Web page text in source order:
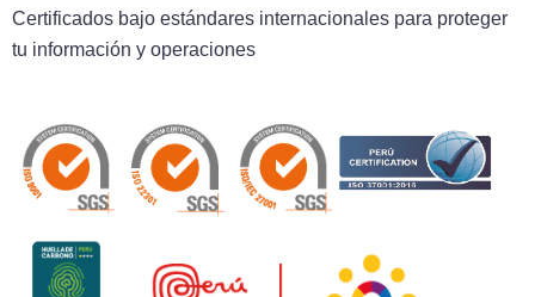
Certificados bajo estándares internacionales para proteger
tu información y operaciones